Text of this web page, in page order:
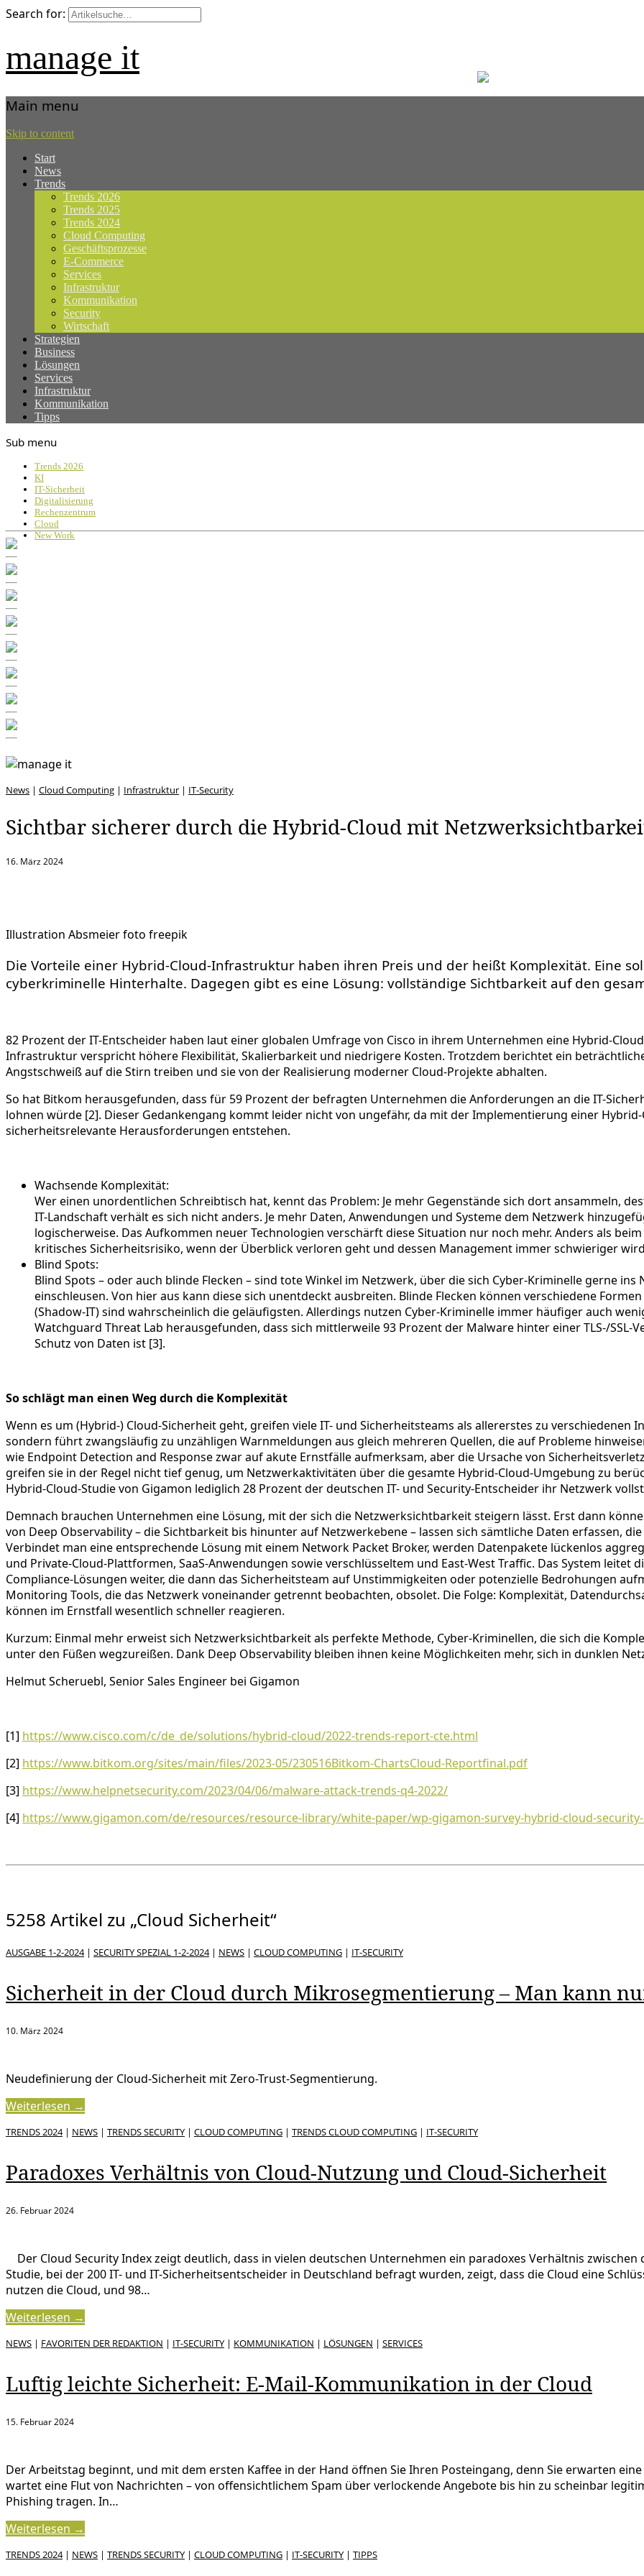
Search for:
manage it
Main menu
Skip to content
Start
News
Trends
Trends 2026
Trends 2025
Trends 2024
Cloud Computing
Geschäftsprozesse
E-Commerce
Services
Infrastruktur
Kommunikation
Security
Wirtschaft
Strategien
Business
Lösungen
Services
Infrastruktur
Kommunikation
Tipps
Sub menu
Trends 2026
KI
IT-Sicherheit
Digitalisierung
Rechenzentrum
Cloud
New Work
News | Cloud Computing | Infrastruktur | IT-Security
Sichtbar sicherer durch die Hybrid-Cloud mit
16. März 2024
Illustration Absmeier foto freepik
Die Vorteile einer Hybrid-Cloud-Infrastruktur haben ihren Preis und der heißt Komplexität. Eine
cyberkriminelle Hinterhalte. Dagegen gibt es eine Lösung: vollständige Sichtbarkeit auf den
82 Prozent der IT-Entscheider haben laut einer globalen Umfrage von Cisco in ihrem Unternehmen eine Hybrid-
Infrastruktur verspricht höhere Flexibilität, Skalierbarkeit und niedrigere Kosten. Trotzdem berichtet ein
Angstschweiß auf die Stirn treiben und sie von der Realisierung moderner Cloud-Projekte abhalten.
So hat Bitkom herausgefunden, dass für 59 Prozent der befragten Unternehmen die Anforderungen an die IT-
lohnen würde [2]. Dieser Gedankengang kommt leider nicht von ungefähr, da mit der Implementierung einer
sicherheitsrelevante Herausforderungen entstehen.
Wachsende Komplexität:
Wer einen unordentlichen Schreibtisch hat, kennt das Problem: Je mehr Gegenstände sich dort ansammeln,
IT-Landschaft verhält es sich nicht anders. Je mehr Daten, Anwendungen und Systeme dem Netzwerk
logischerweise. Das Aufkommen neuer Technologien verschärft diese Situation nur noch mehr. Anders als
kritisches Sicherheitsrisiko, wenn der Überblick verloren geht und dessen Management immer schwieriger
Blind Spots:
Blind Spots – oder auch blinde Flecken – sind tote Winkel im Netzwerk, über die sich Cyber-Kriminelle gerne
einschleusen. Von hier aus kann diese sich unentdeckt ausbreiten. Blinde Flecken können verschiedene
(Shadow-IT) sind wahrscheinlich die geläufigsten. Allerdings nutzen Cyber-Kriminelle immer häufiger auch
Watchguard Threat Lab herausgefunden, dass sich mittlerweile 93 Prozent der Malware hinter einer TLS-/
Schutz von Daten ist [3].
So schlägt man einen Weg durch die Komplexität
Wenn es um (Hybrid-) Cloud-Sicherheit geht, greifen viele IT- und Sicherheitsteams als allererstes zu
sondern führt zwangsläufig zu unzähligen Warnmeldungen aus gleich mehreren Quellen, die auf Probleme
wie Endpoint Detection and Response zwar auf akute Ernstfälle aufmerksam, aber die Ursache von
greifen sie in der Regel nicht tief genug, um Netzwerkaktivitäten über die gesamte Hybrid-Cloud-Umgebung zu
Hybrid-Cloud-Studie von Gigamon lediglich 28 Prozent der deutschen IT- und Security-Entscheider ihr Netzwerk
Demnach brauchen Unternehmen eine Lösung, mit der sich die Netzwerksichtbarkeit steigern lässt. Erst dann
von Deep Observability – die Sichtbarkeit bis hinunter auf Netzwerkebene – lassen sich sämtliche Daten erfassen,
Verbindet man eine entsprechende Lösung mit einem Network Packet Broker, werden Datenpakete lückenlos
und Private-Cloud-Plattformen, SaaS-Anwendungen sowie verschlüsseltem und East-West Traffic. Das System leitet
Compliance-Lösungen weiter, die dann das Sicherheitsteam auf Unstimmigkeiten oder potenzielle Bedrohungen
Monitoring Tools, die das Netzwerk voneinander getrennt beobachten, obsolet. Die Folge: Komplexität,
können im Ernstfall wesentlich schneller reagieren.
Kurzum: Einmal mehr erweist sich Netzwerksichtbarkeit als perfekte Methode, Cyber-Kriminellen, die sich die
unter den Füßen wegzureißen. Dank Deep Observability bleiben ihnen keine Möglichkeiten mehr, sich in dunklen
Helmut Scheruebl, Senior Sales Engineer bei Gigamon
[1] https://www.cisco.com/c/de_de/solutions/hybrid-cloud/2022-trends-report-cte.html
[2] https://www.bitkom.org/sites/main/files/2023-05/230516Bitkom-ChartsCloud-Reportfinal.pdf
[3] https://www.helpnetsecurity.com/2023/04/06/malware-attack-trends-q4-2022/
[4] https://www.gigamon.com/de/resources/resource-library/white-paper/wp-gigamon-survey-hybrid-cloud-
5258 Artikel zu „Cloud Sicherheit“
AUSGABE 1-2-2024| SECURITY SPEZIAL 1-2-2024| NEWS | CLOUD COMPUTING | IT-SECURITY
Sicherheit in der Cloud durch Mikrosegmentierung – Man kann
10. März 2024
Neudefinierung der Cloud-Sicherheit mit Zero-Trust-Segmentierung.
Weiterlesen →
TRENDS 2024| NEWS | TRENDS SECURITY | CLOUD COMPUTING | TRENDS CLOUD COMPUTING | IT-SECURITY
Paradoxes Verhältnis von Cloud-Nutzung und Cloud-Sicherheit
26. Februar 2024
Der Cloud Security Index zeigt deutlich, dass in vielen deutschen Unternehmen ein paradoxes Verhältnis
Studie, bei der 200 IT- und IT-Sicherheitsentscheider in Deutschland befragt wurden, zeigt, dass die Cloud eine
nutzen die Cloud, und 98…
Weiterlesen →
NEWS | FAVORITEN DER REDAKTION | IT-SECURITY | KOMMUNIKATION | LÖSUNGEN | SERVICES
Luftig leichte Sicherheit: E-Mail-Kommunikation in der Cloud
15. Februar 2024
Der Arbeitstag beginnt, und mit dem ersten Kaffee in der Hand öffnen Sie Ihren Posteingang, denn Sie erwarten
wartet eine Flut von Nachrichten – von offensichtlichem Spam über verlockende Angebote bis hin zu scheinbar
Phishing tragen. In…
Weiterlesen →
TRENDS 2024| NEWS | TRENDS SECURITY | CLOUD COMPUTING | IT-SECURITY | TIPPS